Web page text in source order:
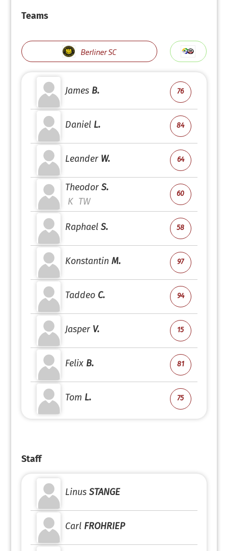
Teams
Berliner SC
James B. 76
Daniel L. 84
Leander W. 64
Theodor S.
K TW
60
Raphael S. 58
Konstantin M. 97
Taddeo C. 94
Jasper V. 15
Felix B. 81
Tom L. 75
Staff
Linus STANGE
Carl FROHRIEP